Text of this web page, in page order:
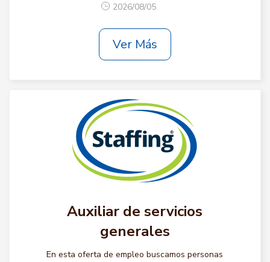
2026/08/05
Ver Más
Auxiliar de servicios
generales
En esta oferta de empleo buscamos personas